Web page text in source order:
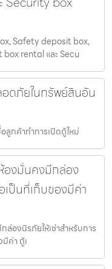
Safety deposit box,
rental และ Secu
อดภัยในทรัพย์สินอัน
ลูกค้าทำการเปิดตู้ใหม่
งมั่นคงมีกล่อง
เป็นที่เก็บของมีค่า
องนิรภัยให้เช่าสำหรับการ
ค่า ตู้เ